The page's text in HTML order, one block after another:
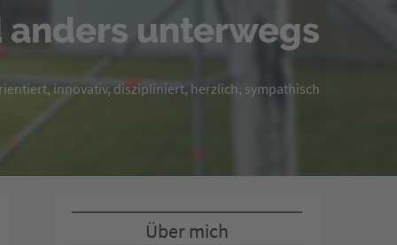
anders unterwegs
innovativ, diszipliniert, herzlich, sympathisch
Über mich